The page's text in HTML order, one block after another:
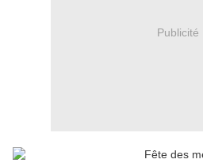
Publicité